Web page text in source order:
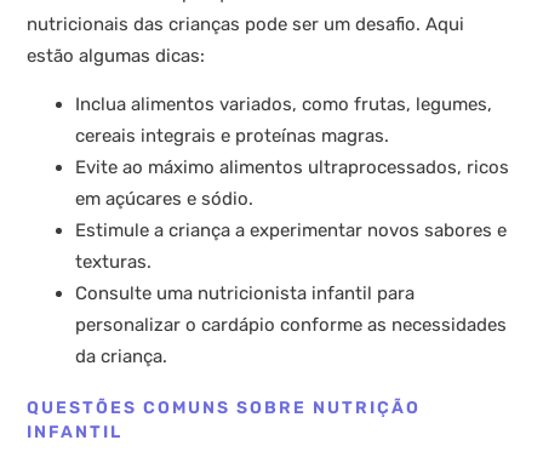
nutricionais das crianças pode ser um desafio. Aqui
estão algumas dicas:
Inclua alimentos variados, como frutas, legumes,
cereais integrais e proteínas magras.
Evite ao máximo alimentos ultraprocessados, ricos
em açúcares e sódio.
Estimule a criança a experimentar novos sabores e
texturas.
Consulte uma nutricionista infantil para
personalizar o cardápio conforme as necessidades
da criança.
QUESTÕES COMUNS SOBRE NUTRIÇÃO
INFANTIL